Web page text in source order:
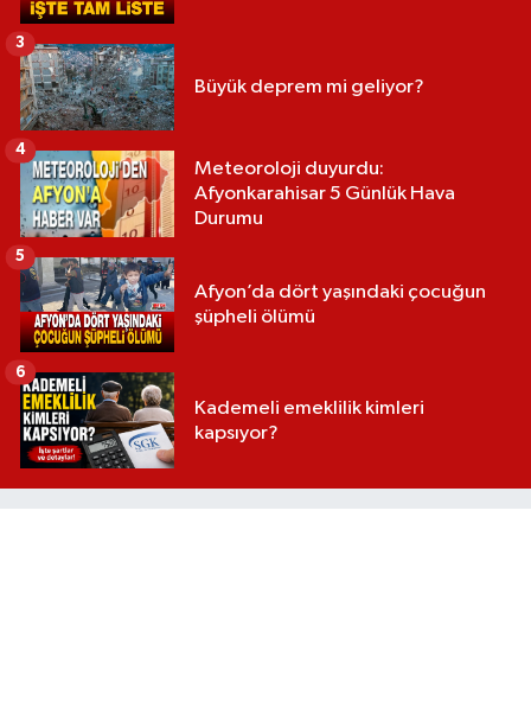
Büyük deprem mi geliyor?
3
Meteoroloji duyurdu:
Afyonkarahisar 5 Günlük Hava
Durumu
4
Afyon’da dört yaşındaki çocuğun
şüpheli ölümü
5
Kademeli emeklilik kimleri
kapsıyor?
6